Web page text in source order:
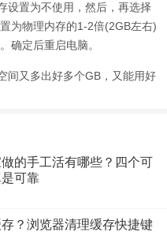
置为不使用，然后，再选择
为物理内存的1-2倍(2GB左右)
确定后重启电脑。
又多出好多个GB，又能用好
的手工活有哪些？四个可
可靠
？浏览器清理缓存快捷键